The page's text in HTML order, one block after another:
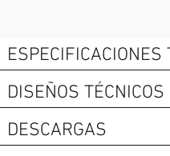
ESPECIFICACIONES
DISEÑOS TÉCNICOS
DESCARGAS